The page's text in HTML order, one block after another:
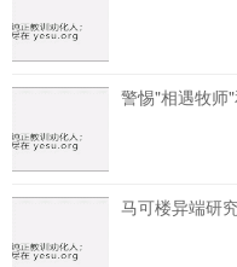
警惕"相遇牧师
马可楼异端研